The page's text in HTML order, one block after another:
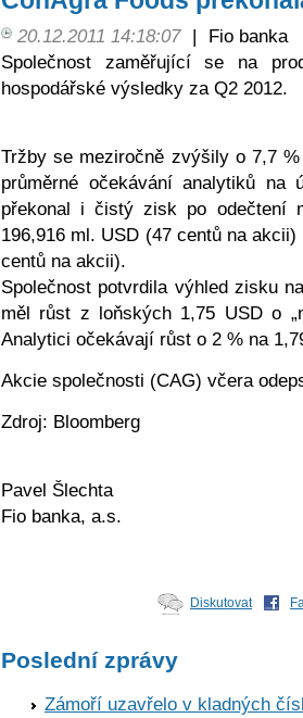
20.12.2011 14:18:07 |
Fio banka
Společnost zaměřující se na
hospodářské výsledky za Q2 2012.
Tržby se meziročně zvýšily o 7,7
průměrné očekávání analytiků na
překonal i čistý zisk po odečtení
196,916 ml. USD (47 centů na
centů na akcii).
Společnost potvrdila výhled zisku
měl růst z loňských 1,75 USD o
Analytici očekávají růst o 2 % na
Akcie společnosti (CAG) včera
Zdroj: Bloomberg
Pavel Šlechta
Fio banka, a.s.
Diskutovat
Poslední zprávy
Zámoří uzavřelo v kladných